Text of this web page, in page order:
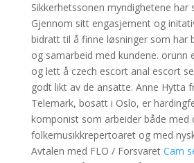
Sikkerhetssonen myndighetene har
Gjennom sitt engasjement og
bidratt til å finne løsninger som har
og samarbeid med kundene. orunn
og lett å czech escort anal escort
godt likt av de ansatte. Anne Hytta
Telemark, bosatt i Oslo, er
komponist som arbeider både med
folkemusikkrepertoaret og med
Avtalen med FLO / Forsvaret Cam